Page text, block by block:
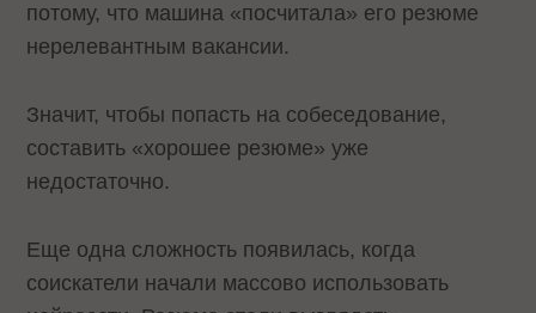
потому, что машина «посчитала» его резюме
нерелевантным вакансии.
Значит, чтобы попасть на собеседование,
составить «хорошее резюме» уже
недостаточно.
Еще одна сложность появилась, когда
соискатели начали массово использовать